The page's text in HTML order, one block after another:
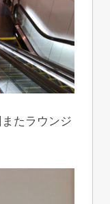
たラウンジ